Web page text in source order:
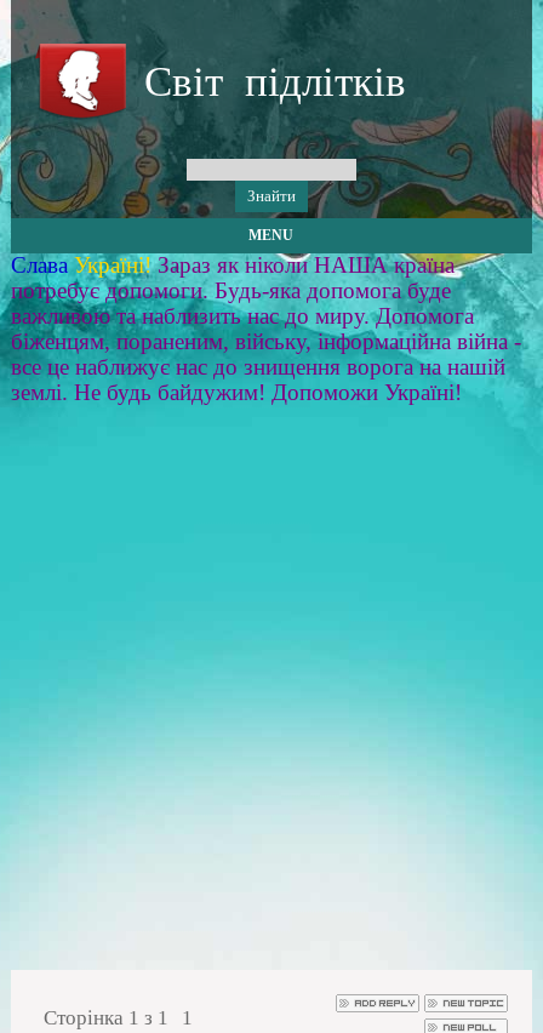
Світ підлітків
MENU
Слава Україні! Зараз як ніколи НАША країна
потребує допомоги. Будь-яка допомога буде
важливою та наблизить нас до миру. Допомога
біженцям, пораненим, війську, інформаційна війна -
все це наближує нас до знищення ворога на нашій
землі. Не будь байдужим! Допоможи Україні!
Сторінка 1 з 1 1